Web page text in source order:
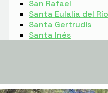
San Rafael
Santa Eulalia del Río
Santa Gertrudis
Santa Inés